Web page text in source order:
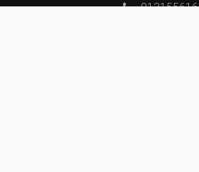
913155616